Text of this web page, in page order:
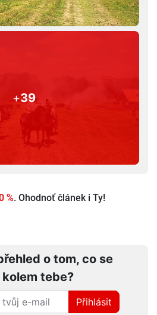
+39
%. Ohodnoť článek i Ty!
o tom, co se
tebe?
Přihlásit